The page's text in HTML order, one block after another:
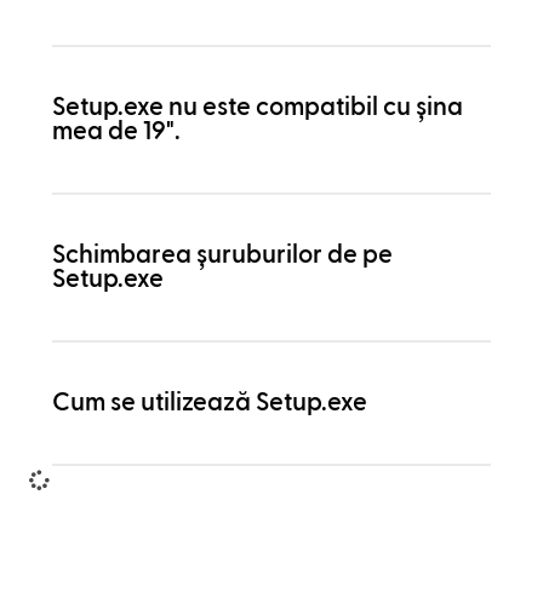
Setup.exe nu este compatibil cu șina
mea de 19".
Schimbarea șuruburilor de pe
Setup.exe
Cum se utilizează Setup.exe